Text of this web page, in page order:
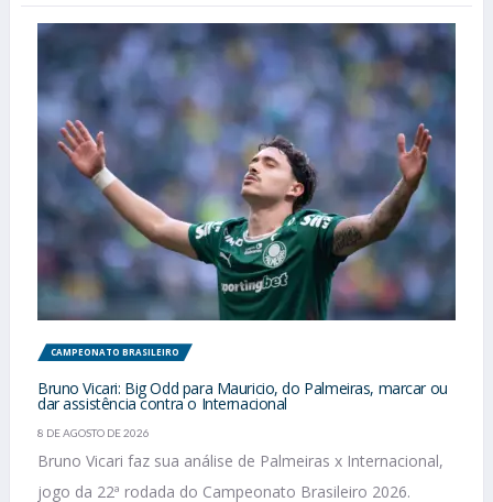
CAMPEONATO BRASILEIRO
Bruno Vicari: Big Odd para Mauricio, do Palmeiras, marcar ou
dar assistência contra o Internacional
8 DE AGOSTO DE 2026
Bruno Vicari faz sua análise de Palmeiras x Internacional,
jogo da 22ª rodada do Campeonato Brasileiro 2026.